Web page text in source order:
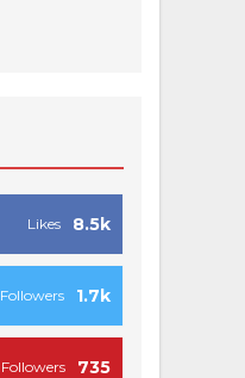
8.5k
Likes
1.7k
Followers
735
Followers